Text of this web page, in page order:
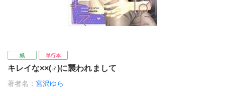
紙 単行本
キレイな××(♂)に襲われまして
著者名：宮沢ゆら